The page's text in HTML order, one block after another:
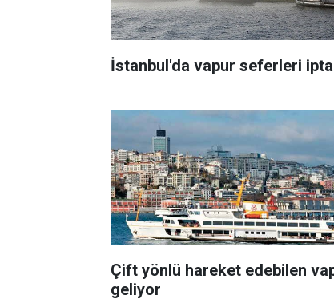
İstanbul'da vapur seferleri
Çift yönlü hareket edebilen
geliyor